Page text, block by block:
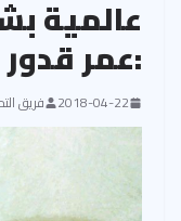
عالمية
:عمر قدور
2018-04-22 فريق